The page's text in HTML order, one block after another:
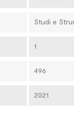
Studi e
1
496
2021